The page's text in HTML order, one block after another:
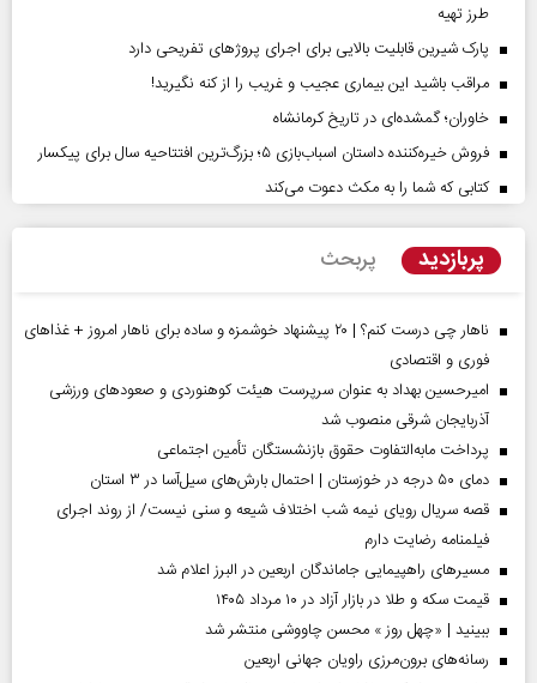
طرز تهیه
پارک شیرین قابلیت‌ بالایی برای اجرای پروژهای تفریحی دارد
مراقب باشید این بیماری عجیب و غریب را از کنه نگیرید!
خاوران؛ گمشده‌ای در تاریخ کرمانشاه
فروش خیره‌کننده داستان اسباب‌بازی ۵؛ بزرگ‌ترین افتتاحیه سال برای پیکسار
کتابی که شما را به مکث دعوت می‌کند
پربازدید پربحث
ناهار چی درست کنم؟ | ۲۰ پیشنهاد خوشمزه و ساده برای ناهار امروز + غذاهای
فوری و اقتصادی
امیرحسین بهداد به عنوان سرپرست هیئت کوهنوردی و صعودهای ورزشی
آذربایجان شرقی منصوب شد
پرداخت مابه‌التفاوت حقوق بازنشستگان تأمین اجتماعی
دمای ۵۰ درجه در خوزستان | احتمال بارش‌های سیل‌آسا در ۳ استان
قصه سریال رویای نیمه شب اختلاف شیعه و سنی نیست/ از روند اجرای
فیلمنامه رضایت دارم
مسیر‌های راهپیمایی جاماندگان اربعین در البرز اعلام شد
قیمت سکه و طلا در بازار آزاد در ۱۰ مرداد ۱۴۰۵
ببینید | «چهل روز » محسن چاووشی منتشر شد
رسانه‌های برون‌مرزی راویان جهانی اربعین